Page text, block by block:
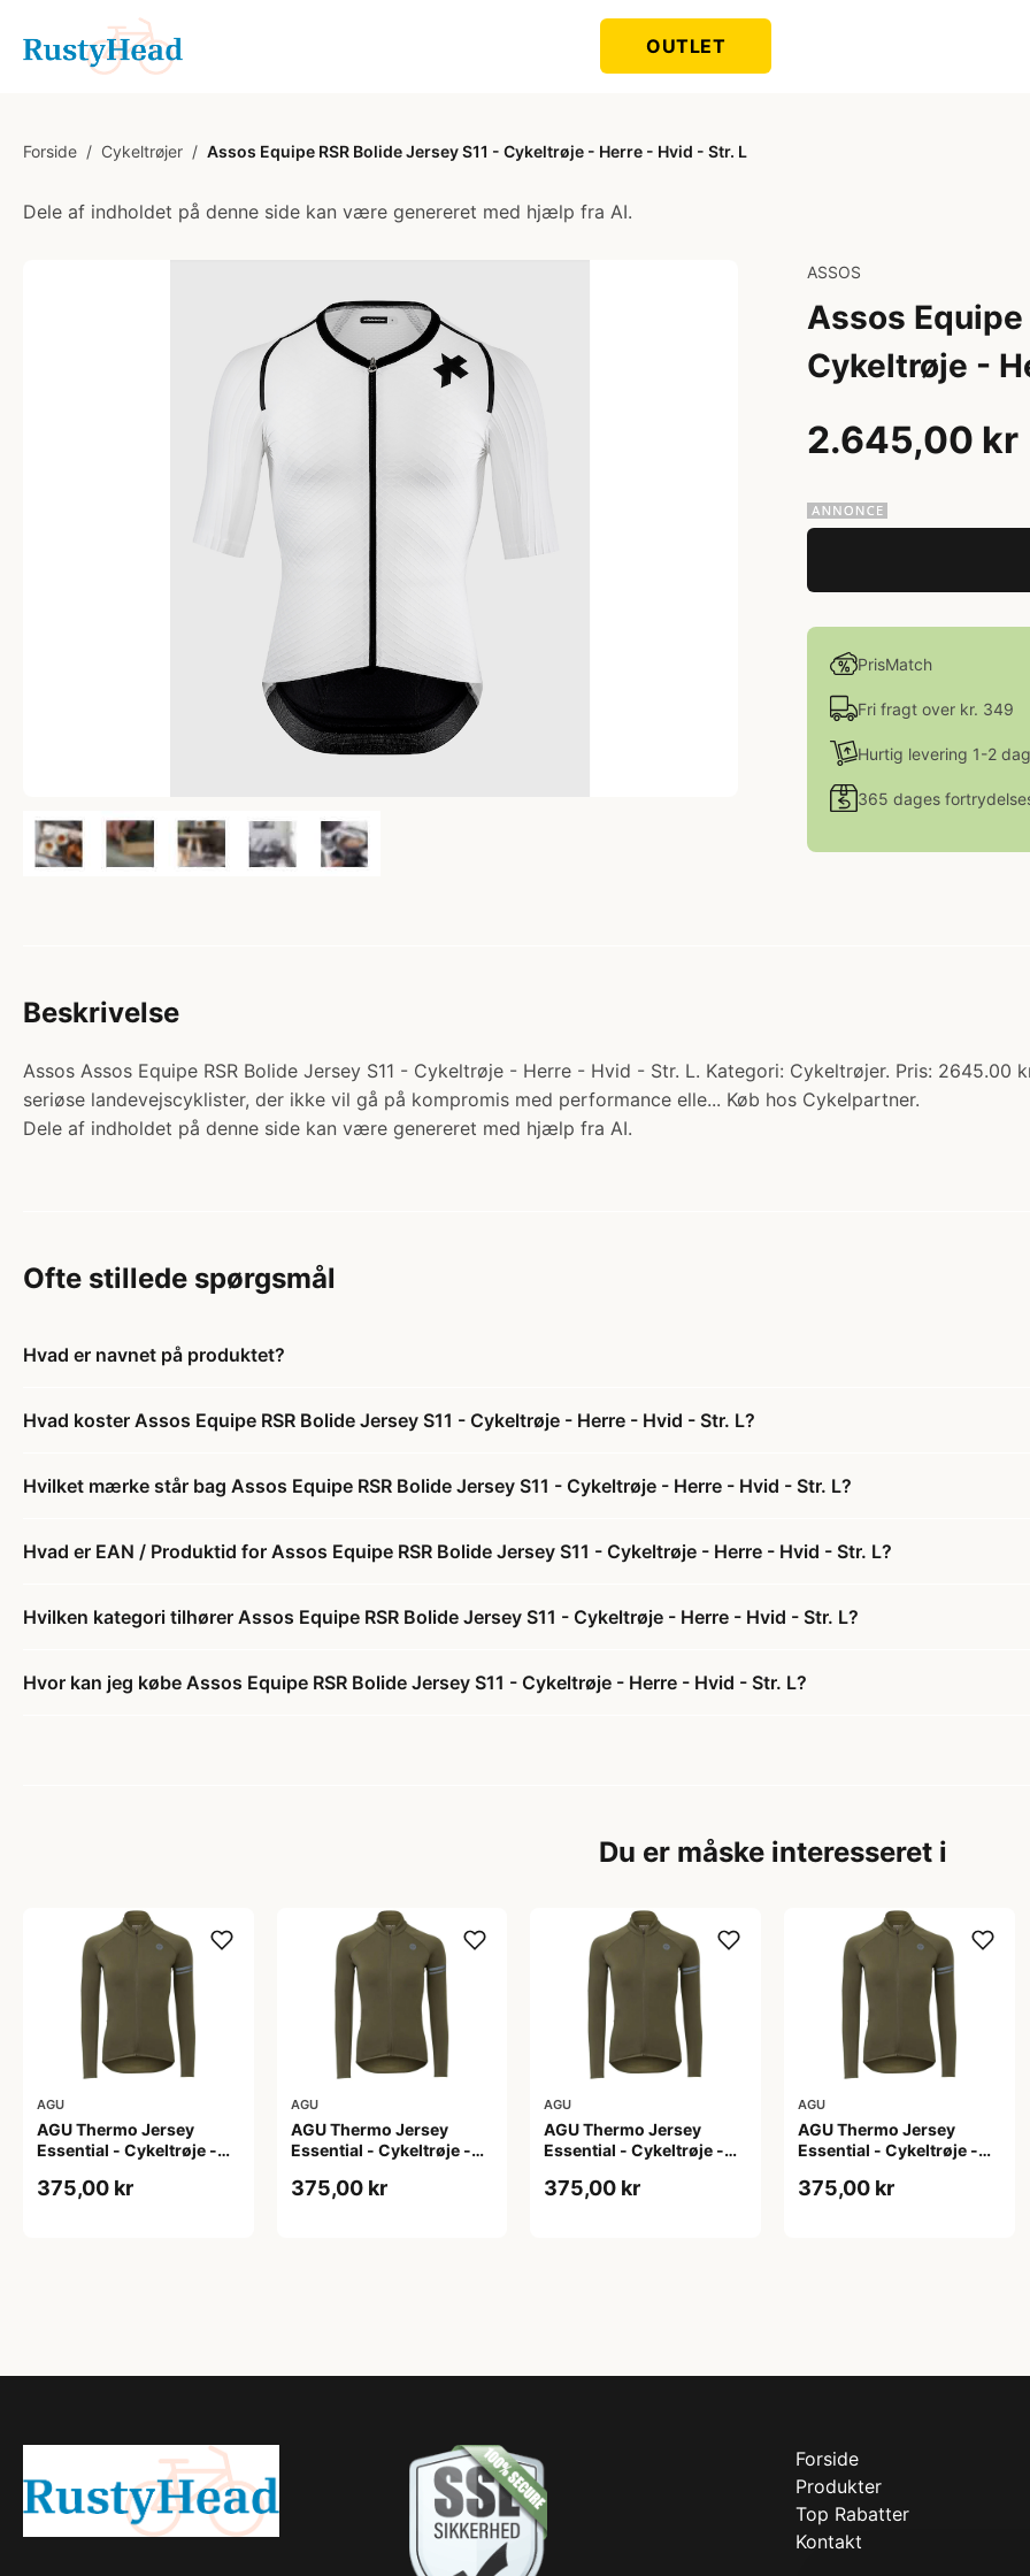
OUTLET
Forside / Cykeltrøjer / Assos Equipe RSR Bolide Jersey S11 - Cykeltrøje - Herre - Hvid - Str. L
Dele af indholdet på denne side kan være genereret med hjælp fra AI.
ASSOS
Assos Equipe
Cykeltrøje -
2.645,00 kr
PrisMatch
Fri fragt over kr. 349
Hurtig levering 1-2
365 dages
Beskrivelse
Assos Assos Equipe RSR Bolide Jersey S11 - Cykeltrøje - Herre - Hvid - Str. L. Kategori: Cykeltrøjer. Pris: 2645.00
seriøse landevejscyklister, der ikke vil gå på kompromis med performance elle... Køb hos Cykelpartner.
Dele af indholdet på denne side kan være genereret med hjælp fra AI.
Ofte stillede spørgsmål
Hvad er navnet på produktet?
Hvad koster Assos Equipe RSR Bolide Jersey S11 - Cykeltrøje - Herre - Hvid - Str. L?
Hvilket mærke står bag Assos Equipe RSR Bolide Jersey S11 - Cykeltrøje - Herre - Hvid - Str. L?
Hvad er EAN / Produktid for Assos Equipe RSR Bolide Jersey S11 - Cykeltrøje - Herre - Hvid - Str. L?
Hvilken kategori tilhører Assos Equipe RSR Bolide Jersey S11 - Cykeltrøje - Herre - Hvid - Str. L?
Hvor kan jeg købe Assos Equipe RSR Bolide Jersey S11 - Cykeltrøje - Herre - Hvid - Str. L?
Du er måske interesseret i
AGU
AGU Thermo Jersey
Essential - Cykeltrøje -
375,00 kr
AGU
AGU Thermo Jersey
Essential - Cykeltrøje -
M
375,00 kr
AGU
AGU Thermo Jersey
Essential - Cykeltrøje -
375,00 kr
AGU
AGU Thermo Jersey
Essential - Cykeltrøje -
XL
375,00 kr
Forside
Produkter
Top Rabatter
Kontakt